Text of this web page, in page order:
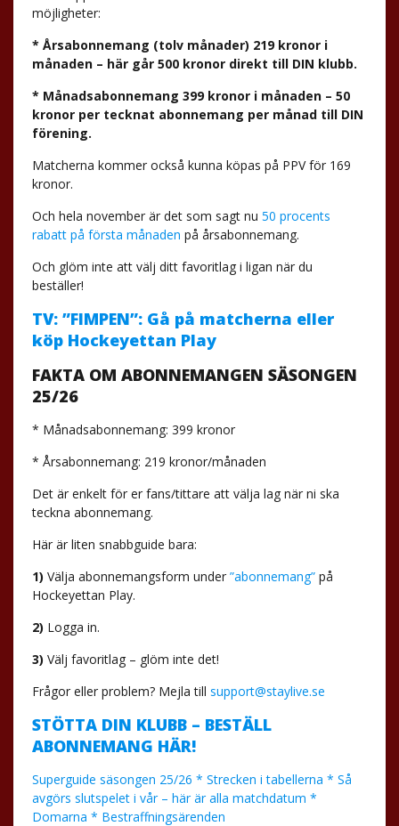
möjligheter:
* Årsabonnemang (tolv månader) 219 kronor i
månaden – här går 500 kronor direkt till DIN klubb.
* Månadsabonnemang 399 kronor i månaden – 50
kronor per tecknat abonnemang per månad till DIN
förening.
Matcherna kommer också kunna köpas på PPV för 169
kronor.
Och hela november är det som sagt nu 50 procents
rabatt på första månaden på årsabonnemang.
Och glöm inte att välj ditt favoritlag i ligan när du
beställer!
TV: ”FIMPEN”: Gå på matcherna eller
köp Hockeyettan Play
FAKTA OM ABONNEMANGEN SÄSONGEN
25/26
* Månadsabonnemang: 399 kronor
* Årsabonnemang: 219 kronor/månaden
Det är enkelt för er fans/tittare att välja lag när ni ska
teckna abonnemang.
Här är liten snabbguide bara:
1) Välja abonnemangsform under ”abonnemang”på
Hockeyettan Play.
2) Logga in.
3) Välj favoritlag – glöm inte det!
Frågor eller problem? Mejla till support@staylive.se
STÖTTA DIN KLUBB – BESTÄLL
ABONNEMANG HÄR!
Superguide säsongen 25/26 * Strecken i tabellerna * Så
avgörs slutspelet i vår – här är alla matchdatum *
Domarna * Bestraffningsärenden